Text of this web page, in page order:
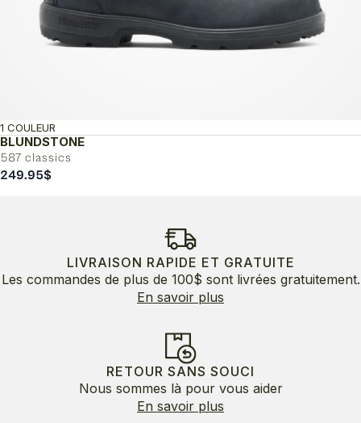
BLUNDSTONE
587 classics
1 COULEUR
249.95$
LIVRAISON RAPIDE ET GRATUITE
Les commandes de plus de 100$ sont livrées gratuitement.
En savoir plus
RETOUR SANS SOUCI
Nous sommes là pour vous aider
En savoir plus